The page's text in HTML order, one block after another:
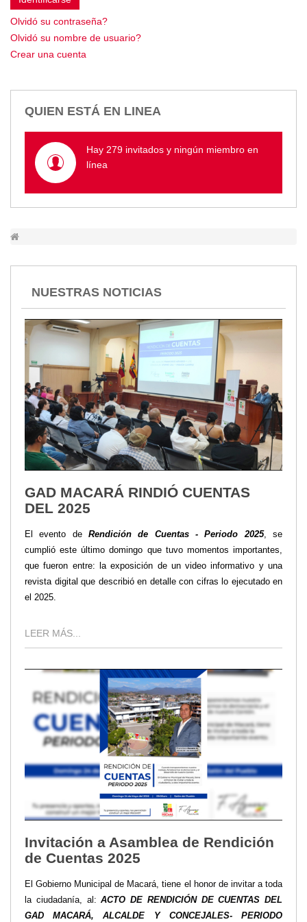
Olvidó su contraseña?
Olvidó su nombre de usuario?
Crear una cuenta
QUIEN ESTÁ EN LINEA
Hay 279 invitados y ningún miembro en
línea
NUESTRAS NOTICIAS
GAD MACARÁ RINDIÓ CUENTAS
DEL 2025
El evento de Rendición de Cuentas - Periodo 2025, se
cumplió este último domingo que tuvo momentos importantes,
que fueron entre: la exposición de un video informativo y una
revista digital que describió en detalle con cifras lo ejecutado en
el 2025.
LEER MÁS...
Invitación a Asamblea de Rendición
de Cuentas 2025
El Gobierno Municipal de Macará, tiene el honor de invitar a toda
la ciudadanía, al:ACTO DE RENDICIÓN DE CUENTAS DEL
GAD MACARÁ, ALCALDE Y CONCEJALES- PERIODO
Empresa Pública de Vivienda
Biblioteca
P.A.C. - P.O.A.
Ordenanzas/Resoluciones
Cumplimiento LOTAIP
Concurso de Méritos
Concursos 2016
Servicio